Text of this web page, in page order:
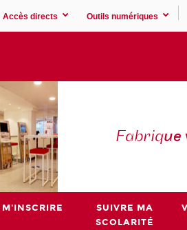
Accès directs Outils numériques
Fabrique
M'INSCRIRE
SUIVRE MA
SCOLARITÉ